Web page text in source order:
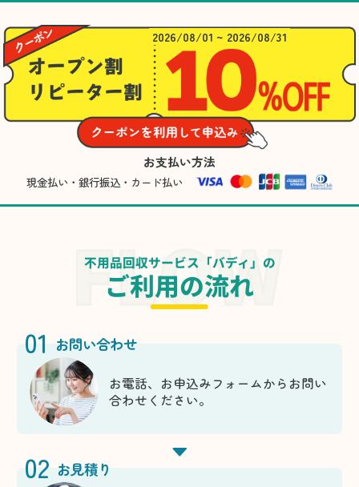
2026/08/01 ~ 2026/08/31
お支払い方法
現金払い・銀行振込・カード払い
不用品回収サービス「バディ」の
ご利用の流れ
01 お問い合わせ
お電話、お申込みフォームからお問い
合わせください。
02 お見積り